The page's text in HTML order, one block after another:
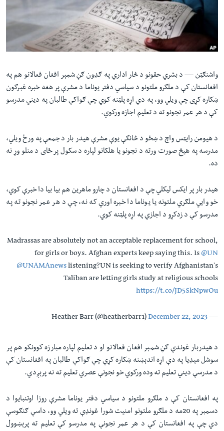
مرکزي
واوړئ
اداریه
Learning English
ژبې
واشنګټن — د بشري حقونو د څار ادارې په ګډون ګڼ شمېر افغان فعالانو هم په
افغانستان کې د ملګرو ملتونو د سیاسي دفتر یوناما د مشرې پر هغه خبره غبرګون
ښکاره کړی چې ویلي وو، په دې اړه پلټنه کوي چې ګواکې طالبان په دیني مدرسو
کې د هر عمر نجونو ته د تعلیم اجازه ورکوي.
د هیومن رایټس واچ د ښځو د څانګې یوې مشرې هیدر بار د جمعې په ورځ ویلي،
مدرسه په هیڅ صورت ورته د نجونو یا هلکانو لپاره د سکول پر ځای د منلو وړ نه
ده.
هیدر بار پر ایکس لیکلي چې د افغانستان د چارو ماهرین هم بیا بیا دا خبرې کوي،
خو وایي ملګري ملتونه یا یوناما دا خبره اوري که نه، چې د هر عمر نجونو ته په
مدرسو کې د زدکړو د اجازې په اړه پلټنه کوي.
Madrassas are absolutely not an acceptable replacement for school,
for girls or boys. Afghan experts keep saying this. Is ⁦ @UN
@UNAMAnews⁩ listening?UN is seeking to verify Afghanistan's
Taliban are letting girls study at religious schools
https://t.co/JD5SkNpwOu
— Heather Barr (@heatherbarr1)
December 22, 2023
د هیدربار غوندې ګڼ شمېر افغان فعالانو او د تعلیم لپاره مبارزه کوونکو هم پر
سوشل مېډیا په دې اړه اندېښنه ښکاره کړې چې ګواکې طالبان په افغانستان کې
د مدرسې دیني تعلیم ته وده ورکوي‌ خو نجونې عصري تعلیم ته نه پرېږدي.
په افغانستان کې د ملګرو ملتونو د سیاسي دفتر یوناما مشرې روزا اوتنبایوا د
دسمبر په 20مه د ملګرو ملتونو امنیت شورا غونډې ته ویلي وو، داسې ګنګوسې
دي چې په افغانستان کې د هر عمر نجونې په مدرسو کې تعلیم ته پرېښوول